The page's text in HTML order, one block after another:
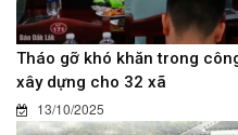
Tháo gỡ khó khăn trong
xây dựng cho 32 xã
13/10/2025